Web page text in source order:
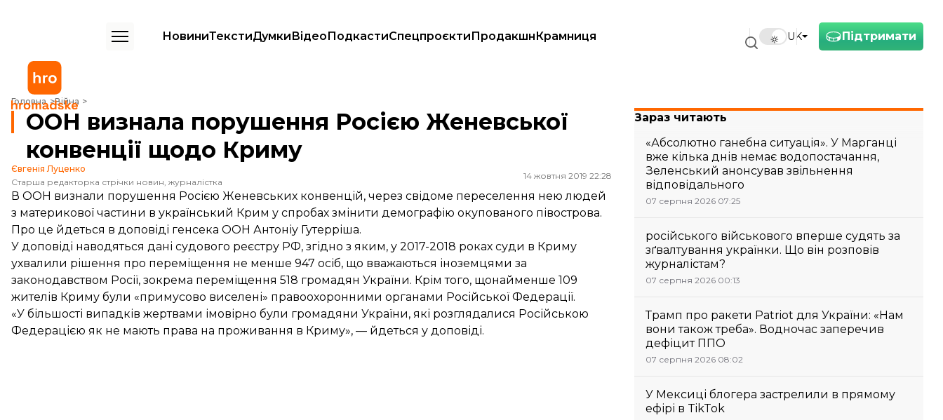
Підтримати
UK
НовиниТекстиДумкиВідеоПодкастиСпецпроєктиПродакшнКрамниця
Головна Війна
ООН визнала порушення Росією Женевської конвенції щодо Криму
ООН визнала порушення Росією Женевської
конвенції щодо Криму
Євгенія Луценко
Старша редакторка стрічки новин, журналістка
14 жовтня 2019 22:28
В ООН визнали порушення Росією Женевських конвенцій, через свідоме переселення нею людей
з материкової частини в український Крим у спробах змінити демографію окупованого півострова.
Про це йдеться в доповіді генсека ООН Антоніу Гутерріша.
У доповіді наводяться дані судового реєстру РФ, згідно з яким, у 2017-2018 роках суди в Криму
ухвалили рішення про переміщення не менше 947 осіб, що вважаються іноземцями за
законодавством Росії, зокрема переміщення 518 громадян України. Крім того, щонайменше 109
жителів Криму були «примусово виселені» правоохоронними органами Російської Федерації.
«У більшості випадків жертвами імовірно були громадяни України, які розглядалися Російською
Федерацією як не мають права на проживання в Криму», — йдеться у доповіді.
Зараз читають
«Абсолютно ганебна ситуація». У Марганці
вже кілька днів немає водопостачання,
Зеленський анонсував звільнення
відповідального
07 серпня 2026 07:25
російського військового вперше судять за
зґвалтування українки. Що він розповів
журналістам?
07 серпня 2026 00:13
Трамп про ракети Patriot для України: «Нам
вони також треба». Водночас заперечив
дефіцит ППО
07 серпня 2026 08:02
У Мексиці блогера застрелили в прямому
ефірі в TikTok